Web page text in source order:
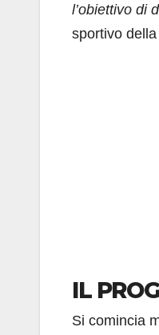
l’obiettivo di
sportivo
IL
Si comincia